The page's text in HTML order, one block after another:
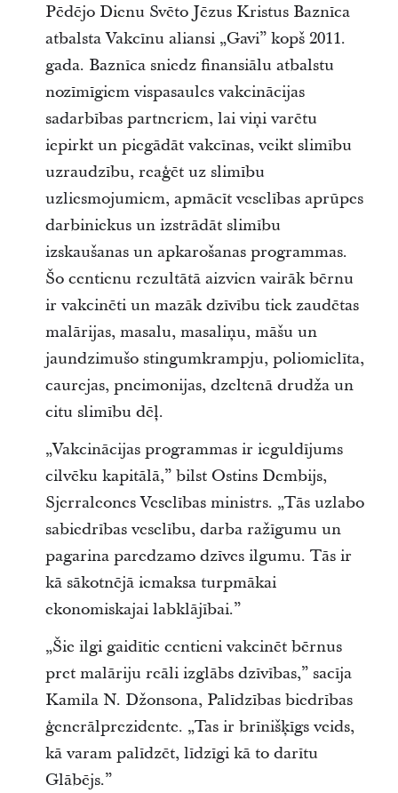
Pēdējo Dienu Svēto Jēzus Kristus Baznīca
atbalsta Vakcīnu aliansi „Gavi” kopš 2011.
gada. Baznīca sniedz finansiālu atbalstu
nozīmīgiem vispasaules vakcinācijas
sadarbības partneriem, lai viņi varētu
iepirkt un piegādāt vakcīnas, veikt slimību
uzraudzību, reaģēt uz slimību
uzliesmojumiem, apmācīt veselības aprūpes
darbiniekus un izstrādāt slimību
izskaušanas un apkarošanas programmas.
Šo centienu rezultātā aizvien vairāk bērnu
ir vakcinēti un mazāk dzīvību tiek zaudētas
malārijas, masalu, masaliņu, māšu un
jaundzimušo stingumkrampju, poliomielīta,
caurejas, pneimonijas, dzeltenā drudža un
citu slimību dēļ.
„Vakcinācijas programmas ir ieguldījums
cilvēku kapitālā,” bilst Ostins Dembijs,
Sjerraleones Veselības ministrs. „Tās uzlabo
sabiedrības veselību, darba ražīgumu un
pagarina paredzamo dzīves ilgumu. Tās ir
kā sākotnējā iemaksa turpmākai
ekonomiskajai labklājībai.”
„Šie ilgi gaidītie centieni vakcinēt bērnus
pret malāriju reāli izglābs dzīvības,” sacīja
Kamila N. Džonsona, Palīdzības biedrības
ģenerālprezidente. „Tas ir brīnišķīgs veids,
kā varam palīdzēt, līdzīgi kā to darītu
Glābējs.”